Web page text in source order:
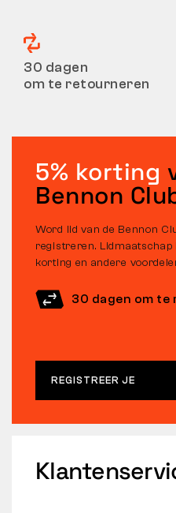
30 dagen
om te retourneren
5% korting
Bennon
Word lid van de Bennon
registreren.
korting en andere
30 dagen om
REGISTREER JE